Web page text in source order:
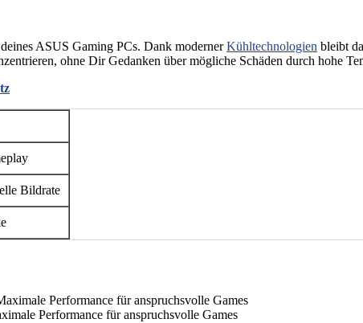
ASUS Gaming PCs. Dank modernerKühltechnologien bleibt
ohne Dir Gedanken über mögliche Schäden durch hohe
Bildrate
Performance für anspruchsvolle Games